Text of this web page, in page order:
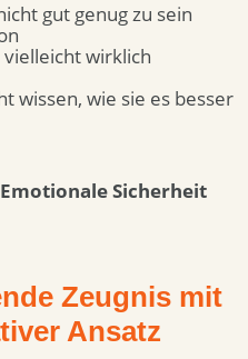
gut genug zu sein
wirklich
wissen, wie sie es besser
Sicherheit
Zeugnis mit
Ansatz